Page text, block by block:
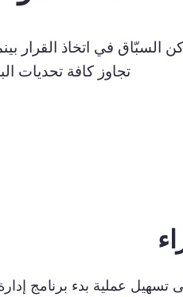
كن السبّاق في اتخاذ القرار
تجاوز كافة تحديات
تسهيل عملية بدء برنامج